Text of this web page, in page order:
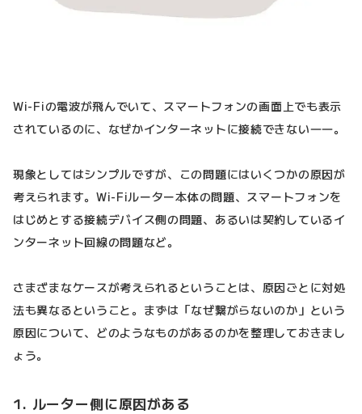
Wi-Fiの電波が飛んでいて、スマートフォンの画面上でも表示
されているのに、なぜかインターネットに接続できない――。
現象としてはシンプルですが、この問題にはいくつかの原因が
考えられます。Wi-Fiルーター本体の問題、スマートフォンを
はじめとする接続デバイス側の問題、あるいは契約しているイ
ンターネット回線の問題など。
さまざまなケースが考えられるということは、原因ごとに対処
法も異なるということ。まずは「なぜ繋がらないのか」という
原因について、どのようなものがあるのかを整理しておきまし
ょう。
1. ルーター側に原因がある